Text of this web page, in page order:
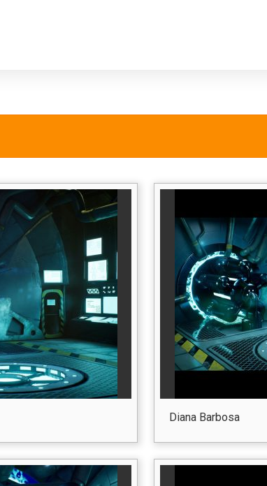
Diana Barbosa